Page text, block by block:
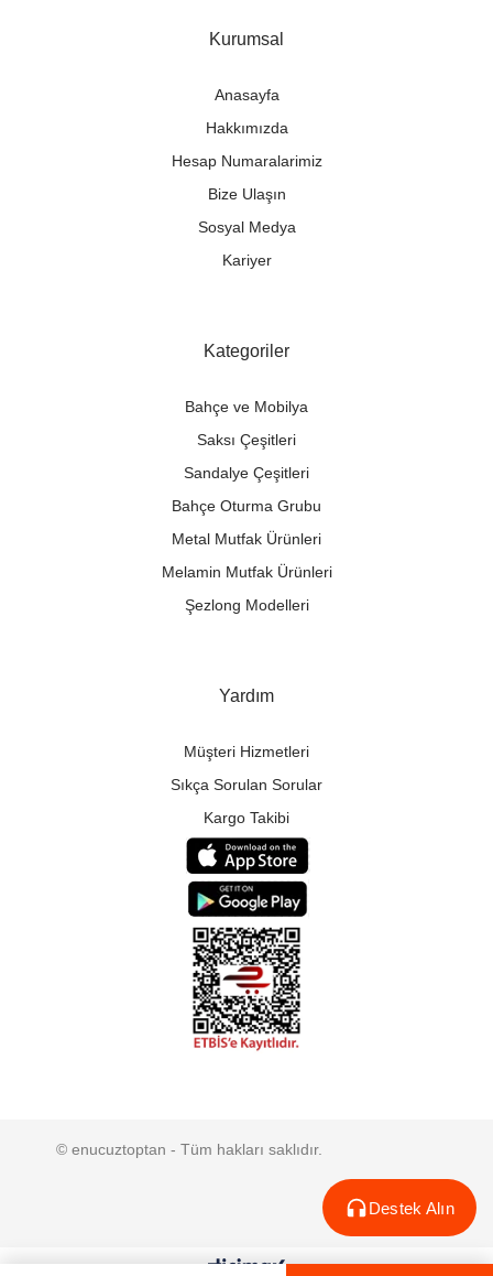
Destek Alın
Kurumsal
Anasayfa
Hakkımızda
Hesap Numaralarimiz
Bize Ulaşın
Sosyal Medya
Kariyer
Kategoriler
Bahçe ve Mobilya
Saksı Çeşitleri
Sandalye Çeşitleri
Bahçe Oturma Grubu
Metal Mutfak Ürünleri
Melamin Mutfak Ürünleri
Şezlong Modelleri
Yardım
Müşteri Hizmetleri
Sıkça Sorulan Sorular
Kargo Takibi
© enucuztoptan - Tüm hakları saklıdır.